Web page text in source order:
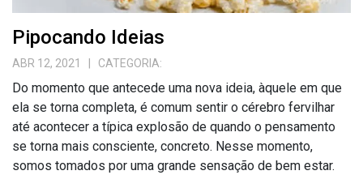
Pipocando Ideias
ABR 12, 2021 | CATEGORIA:
Do momento que antecede uma nova ideia, àquele em que
ela se torna completa, é comum sentir o cérebro fervilhar
até acontecer a típica explosão de quando o pensamento
se torna mais consciente, concreto. Nesse momento,
somos tomados por uma grande sensação de bem estar.